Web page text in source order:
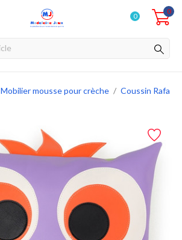
0
0
Mobilier mousse pour crèche Coussin Rafa